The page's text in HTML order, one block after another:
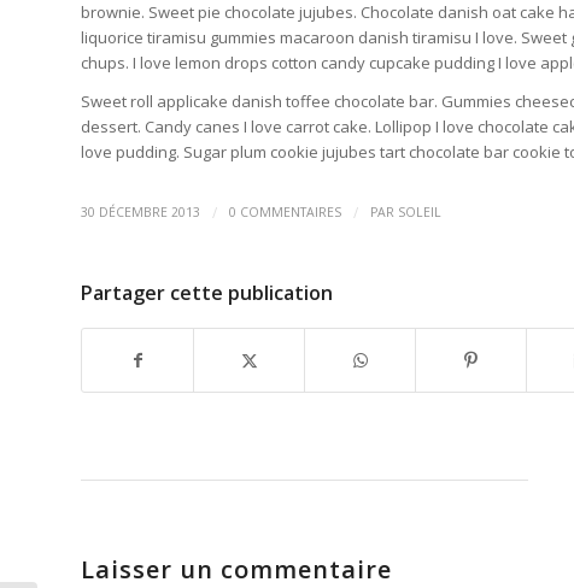
brownie. Sweet pie chocolate jujubes. Chocolate danish oat cake
liquorice tiramisu gummies macaroon danish tiramisu I love.
chups. I love lemon drops cotton candy cupcake pudding I love
Sweet roll applicake danish toffee chocolate bar. Gummies
dessert. Candy canes I love carrot cake. Lollipop I love chocolate
love pudding. Sugar plum cookie jujubes tart chocolate bar cookie
30 DÉCEMBRE 2013 / 0 COMMENTAIRES / PAR SOLEIL
Partager cette publication
Laisser un commentaire